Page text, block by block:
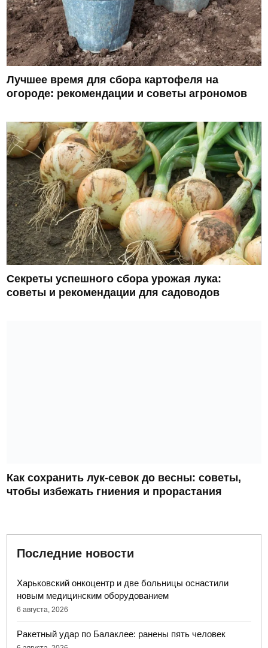
Лучшее время для сбора картофеля на
огороде: рекомендации и советы агрономов
Секреты успешного сбора урожая лука:
советы и рекомендации для садоводов
Как сохранить лук-севок до весны: советы,
чтобы избежать гниения и прорастания
Последние новости
Харьковский онкоцентр и две больницы оснастили
новым медицинским оборудованием
6 августа, 2026
Ракетный удар по Балаклее: ранены пять человек